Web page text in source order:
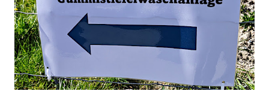
Dinge auf Twitter abfragen und entscheidend relevant
verarbeiten muss. Das ist lächerlich und gefährlich
zugleich. Denn eine Information fehlt noch, Grok soll
künftig in den US-amerikanischen Behörden mitarbeiten,
zuvord...